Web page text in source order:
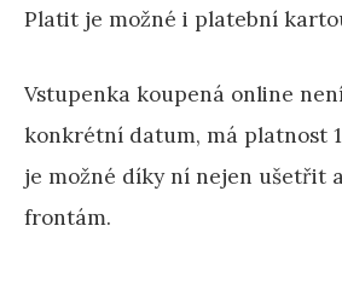
Platit je možné i platební
Vstupenka koupená online
konkrétní datum, má platnost
je možné díky ní nejen ušetřit
frontám.